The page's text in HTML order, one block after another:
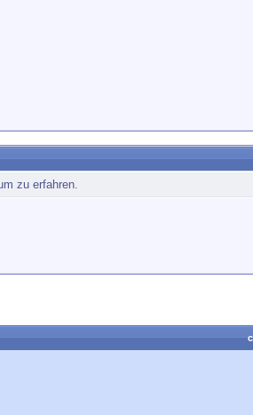
zu erfahren.